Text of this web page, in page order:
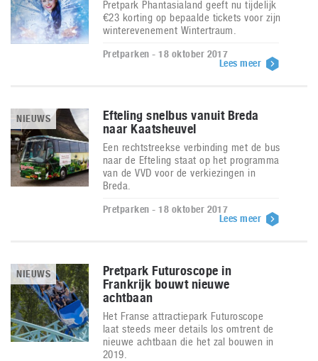
Pretpark Phantasialand geeft nu tijdelijk
€23 korting op bepaalde tickets voor zijn
winterevenement Wintertraum.
Pretparken - 18 oktober 2017
Lees meer
NIEUWS
Efteling snelbus vanuit Breda
naar Kaatsheuvel
Een rechtstreekse verbinding met de bus
naar de Efteling staat op het programma
van de VVD voor de verkiezingen in
Breda.
Pretparken - 18 oktober 2017
Lees meer
NIEUWS
Pretpark Futuroscope in
Frankrijk bouwt nieuwe
achtbaan
Het Franse attractiepark Futuroscope
laat steeds meer details los omtrent de
nieuwe achtbaan die het zal bouwen in
2019.